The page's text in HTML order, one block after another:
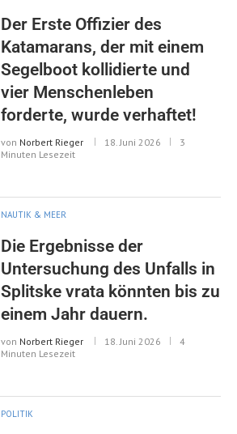
Der Erste Offizier des
Katamarans, der mit einem
Segelboot kollidierte und
vier Menschenleben
forderte, wurde verhaftet!
von Norbert Rieger 18. Juni 2026
3
Minuten Lesezeit
NAUTIK & MEER
Die Ergebnisse der
Untersuchung des Unfalls in
Splitske vrata könnten bis zu
einem Jahr dauern.
von Norbert Rieger 18. Juni 2026
4
Minuten Lesezeit
POLITIK